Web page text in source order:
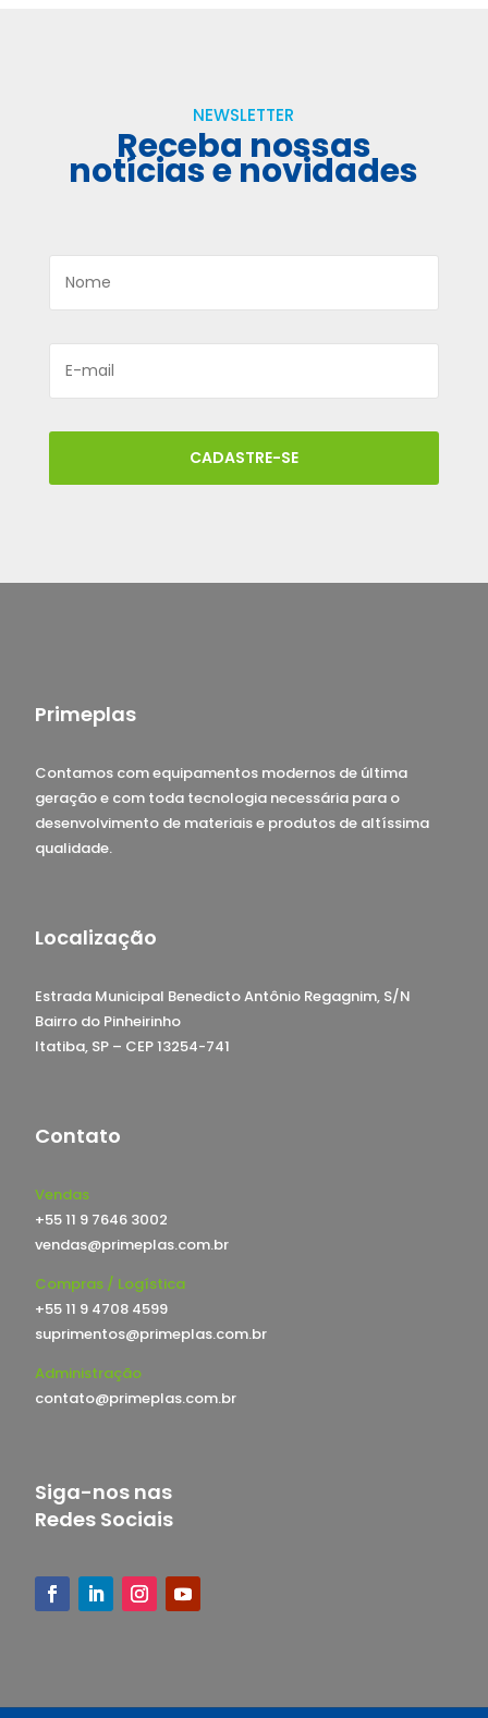
NEWSLETTER
Receba nossas
notícias e novidades
CADASTRE-SE
Primeplas
Contamos com equipamentos modernos de última
geração e com toda tecnologia necessária para o
desenvolvimento de materiais e produtos de altíssima
qualidade.
Localização
Estrada Municipal Benedicto Antônio Regagnim, S/N
Bairro do Pinheirinho
Itatiba, SP – CEP 13254-741
Contato
Vendas
+55 11 9 7646 3002
vendas@primeplas.com.br
Compras / Logística
+55 11 9 4708 4599
suprimentos@primeplas.com.br
Administração
contato@primeplas.com.br
Siga-nos nas
Redes Sociais